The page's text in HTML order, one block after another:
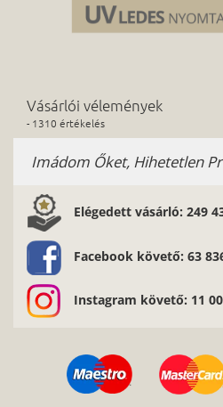
Vásárlói vélemények
- 1310 értékelés
Imádom Őket, Hihetetlen
Elégedett vásárló: 249
Facebook követő: 63
Instagram követő: 11